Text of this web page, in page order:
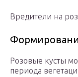
Вредители на
Розовые кусты
периода